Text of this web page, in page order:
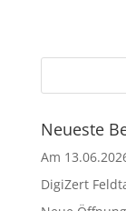
Neueste
Am
DigiZert